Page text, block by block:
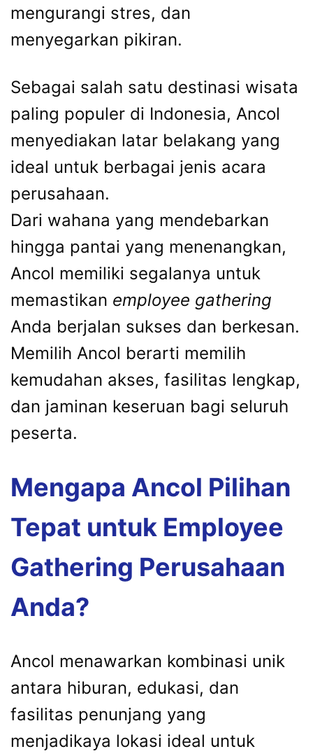
mengurangi stres, dan
menyegarkan pikiran.
Sebagai salah satu destinasi wisata
paling populer di Indonesia, Ancol
menyediakan latar belakang yang
ideal untuk berbagai jenis acara
perusahaan.
Dari wahana yang mendebarkan
hingga pantai yang menenangkan,
Ancol memiliki segalanya untuk
memastikan employee gathering
Anda berjalan sukses dan berkesan.
Memilih Ancol berarti memilih
kemudahan akses, fasilitas lengkap,
dan jaminan keseruan bagi seluruh
peserta.
Mengapa Ancol Pilihan
Tepat untuk Employee
Gathering Perusahaan
Anda?
Ancol menawarkan kombinasi unik
antara hiburan, edukasi, dan
fasilitas penunjang yang
menjadikaya lokasi ideal untuk